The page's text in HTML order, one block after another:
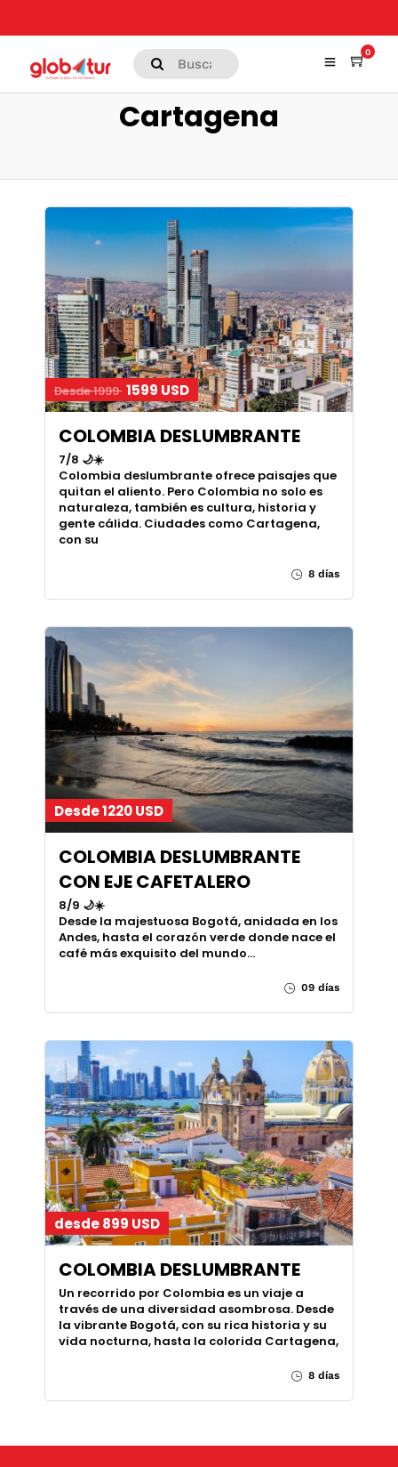
0
Cartagena
Desde 1999 1599 USD
COLOMBIA DESLUMBRANTE
7/8 🌙☀️
Colombia deslumbrante ofrece paisajes que
quitan el aliento. Pero Colombia no solo es
naturaleza, también es cultura, historia y
gente cálida. Ciudades como Cartagena,
con su
8 días
Desde 1220 USD
COLOMBIA DESLUMBRANTE
CON EJE CAFETALERO
8/9 🌙☀️
Desde la majestuosa Bogotá, anidada en los
Andes, hasta el corazón verde donde nace el
café más exquisito del mundo…
09 días
desde 899 USD
COLOMBIA DESLUMBRANTE
Un recorrido por Colombia es un viaje a
través de una diversidad asombrosa. Desde
la vibrante Bogotá, con su rica historia y su
vida nocturna, hasta la colorida Cartagena,
8 días